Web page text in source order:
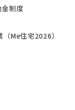
制度
Me住宅2026）